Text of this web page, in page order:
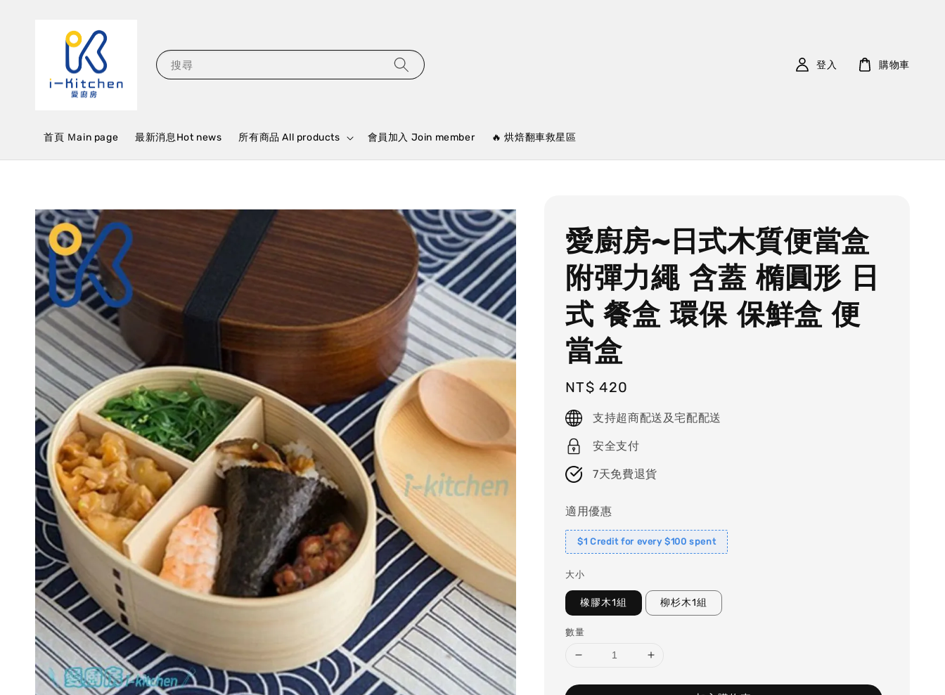
搜尋
首頁 Ｍain page 最新消息Hot news 所有商品 All products 會員加入 Join member 🔥 烘焙翻車救星區
登入 購物車
愛廚房~日式木質便當盒
附彈力繩 含蓋 橢圓形 日
式 餐盒 環保 保鮮盒 便
當盒
Regular
price
NT$ 420
支持超商配送及宅配配送
安全支付
7天免費退貨
適用優惠
$1 Credit for every $100 spent
大小
橡膠木1組 柳杉木1組
數量